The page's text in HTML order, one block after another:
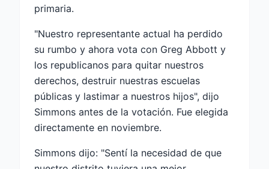
primaria.
"Nuestro representante actual ha perdido
su rumbo y ahora vota con Greg Abbott y
los republicanos para quitar nuestros
derechos, destruir nuestras escuelas
públicas y lastimar a nuestros hijos", dijo
Simmons antes de la votación. Fue elegida
directamente en noviembre.
Simmons dijo: "Sentí la necesidad de que